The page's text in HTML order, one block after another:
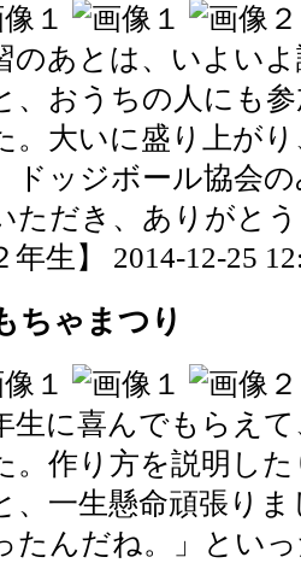
のあとは、いよい
、おうちの人にも
。大いに盛り上が
ドッジボール協会
ただき、ありがと
年生】 2014-12-25
ちゃまつり
生に喜んでもらえ
。作り方を説明し
、一生懸命頑張り
たんだね。」とい